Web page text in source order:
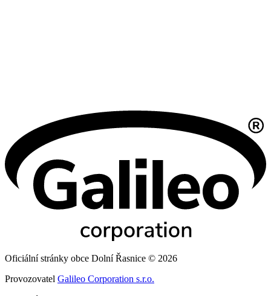
Oficiální stránky obce Dolní Řasnice © 2026
Provozovatel Galileo Corporation s.r.o.